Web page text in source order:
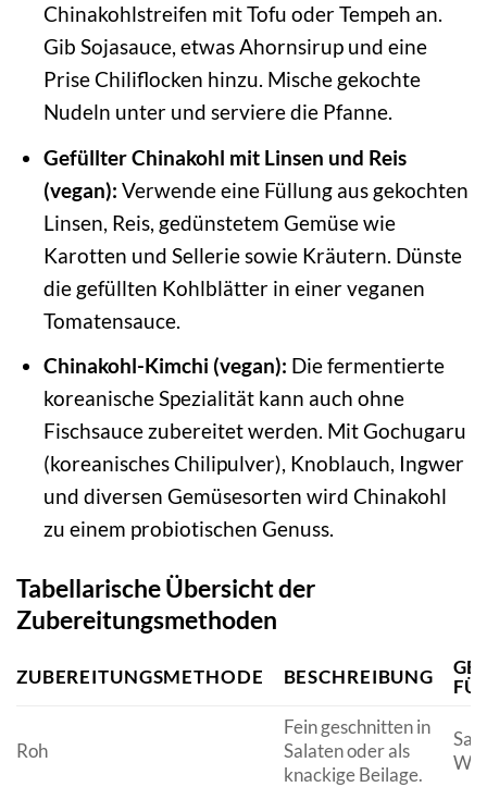
Chinakohlstreifen mit Tofu oder Tempeh an.
Gib Sojasauce, etwas Ahornsirup und eine
Prise Chiliflocken hinzu. Mische gekochte
Nudeln unter und serviere die Pfanne.
Gefüllter Chinakohl mit Linsen und Reis
(vegan): Verwende eine Füllung aus gekochten
Linsen, Reis, gedünstetem Gemüse wie
Karotten und Sellerie sowie Kräutern. Dünste
die gefüllten Kohlblätter in einer veganen
Tomatensauce.
Chinakohl-Kimchi (vegan): Die fermentierte
koreanische Spezialität kann auch ohne
Fischsauce zubereitet werden. Mit Gochugaru
(koreanisches Chilipulver), Knoblauch, Ingwer
und diversen Gemüsesorten wird Chinakohl
zu einem probiotischen Genuss.
Tabellarische Übersicht der
Zubereitungsmethoden
ZUBEREITUNGSMETHODE BESCHREIBUNG
Roh
Fein geschnitten in
Salaten oder als
knackige Beilage.